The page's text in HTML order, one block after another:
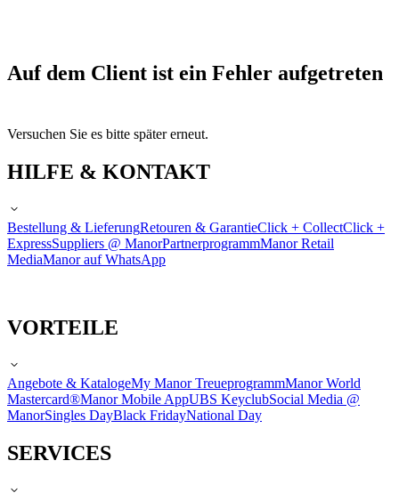
Auf dem Client ist ein Fehler aufgetreten
Versuchen Sie es bitte später erneut.
HILFE & KONTAKT
Bestellung & LieferungRetouren & GarantieClick + CollectClick +
ExpressSuppliers @ ManorPartnerprogrammManor Retail
MediaManor auf WhatsApp
VORTEILE
Angebote & KatalogeMy Manor TreueprogrammManor World
Mastercard®Manor Mobile AppUBS KeyclubSocial Media @
ManorSingles DayBlack FridayNational Day
SERVICES